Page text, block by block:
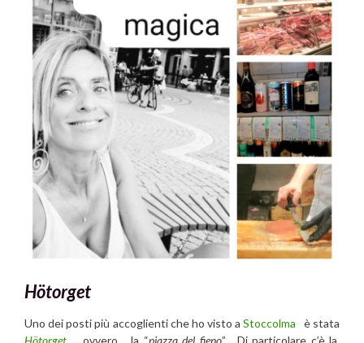
Hötorget
Uno dei posti più accoglienti che ho visto aStoccolma è stata